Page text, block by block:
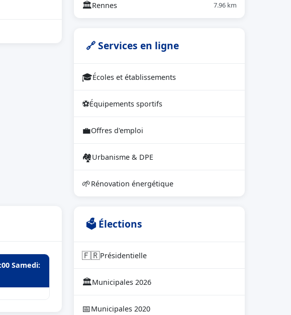
Samedi:
🏛Rennes 7.96 km
🔗 Services en ligne
🎓Écoles et établissements
⚽Équipements sportifs
💼Offres d'emploi
🏘Urbanisme & DPE
🌱Rénovation énergétique
🗳 Élections
🇫🇷Présidentielle
🏛Municipales 2026
📅Municipales 2020